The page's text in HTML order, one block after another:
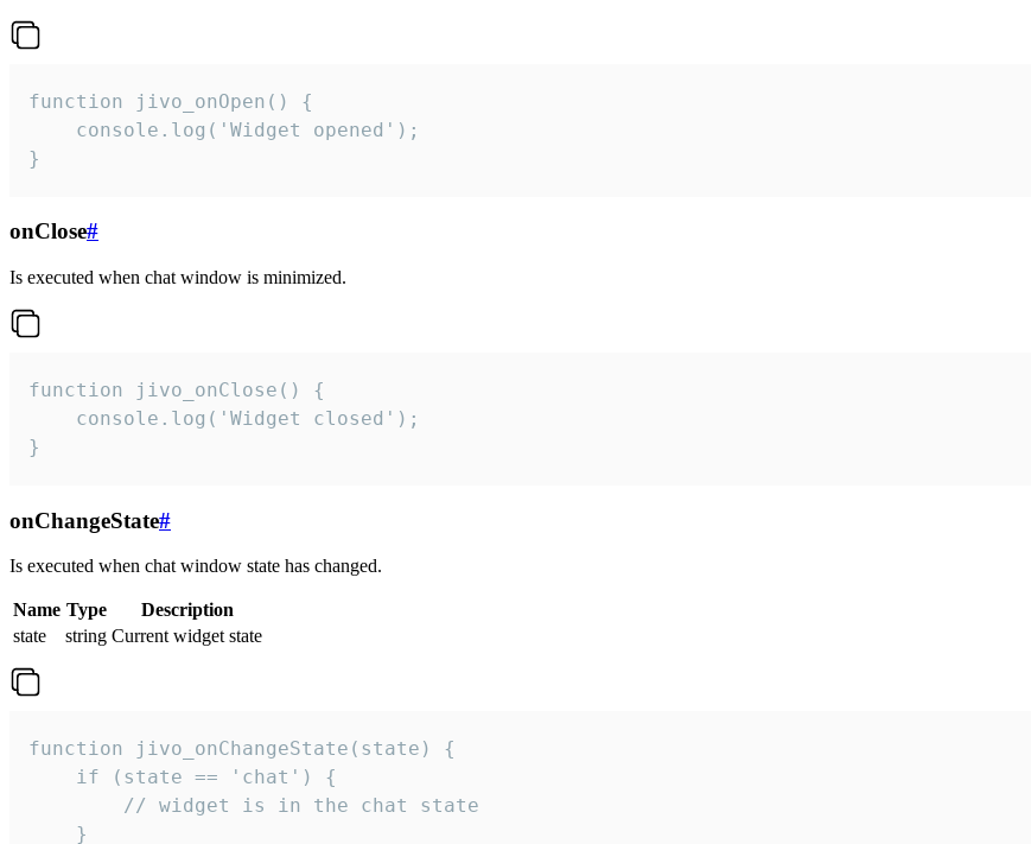
function jivo_onOpen() {
    console.log('Widget opened');
}
onClose#
Is executed when chat window is minimized.
function jivo_onClose() {
    console.log('Widget closed');
}
onChangeState#
Is executed when chat window state has changed.
Name Type
Description
state
string Current widget state
function jivo_onChangeState(state) {
    if (state == 'chat') {
        // widget is in the chat state
    }